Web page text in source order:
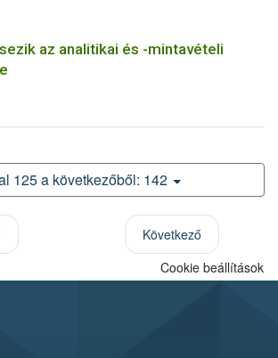
az analitikai és -mintavételi
125 a következőből: 142
Következő
Cookie beállítások